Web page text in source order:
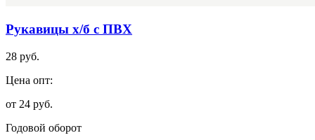
Рукавицы х/б с ПВХ
28 руб.
Цена опт:
от 24 руб.
Годовой оборот